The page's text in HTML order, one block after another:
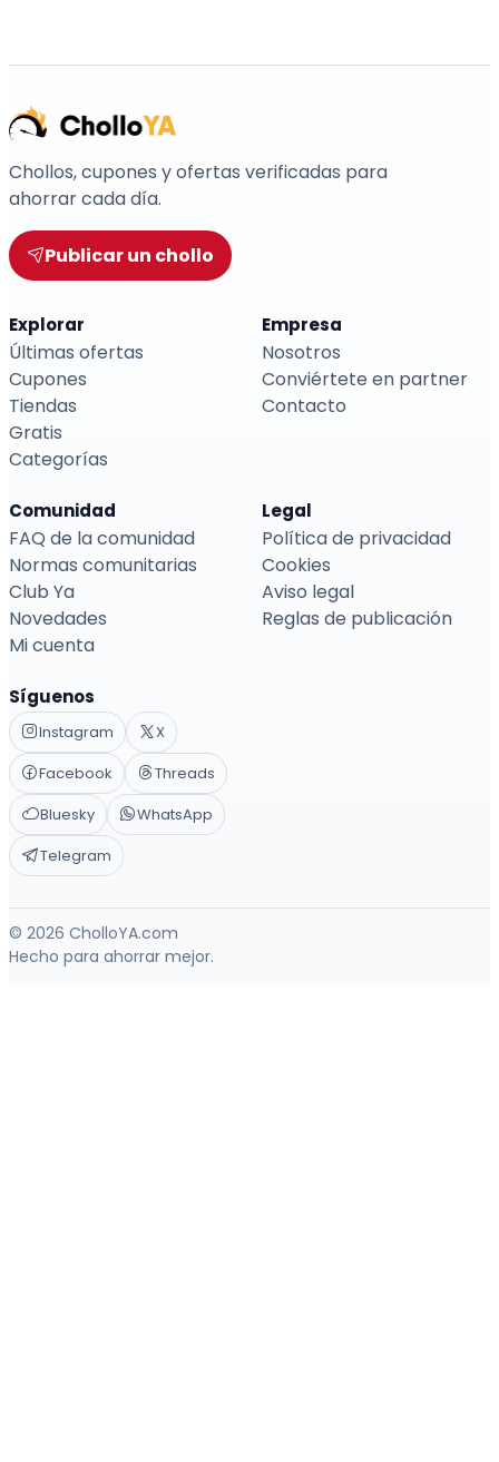
Chollos, cupones y ofertas verificadas para
ahorrar cada día.
Publicar un chollo
Explorar
Últimas ofertas
Cupones
Tiendas
Gratis
Categorías
Empresa
Nosotros
Conviértete en partner
Contacto
Comunidad
FAQ de la comunidad
Normas comunitarias
Club Ya
Novedades
Mi cuenta
Legal
Política de privacidad
Cookies
Aviso legal
Reglas de publicación
Síguenos
Instagram
X
Facebook
Threads
Bluesky
WhatsApp
Telegram
© 2026 CholloYA.com
Hecho para ahorrar mejor.